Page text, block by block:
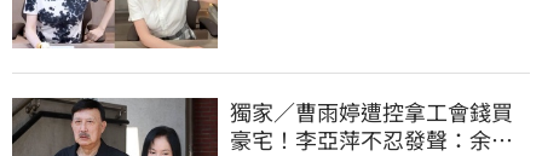
獨家／曹雨婷遭控拿工會錢買
豪宅！李亞萍不忍發聲：余天